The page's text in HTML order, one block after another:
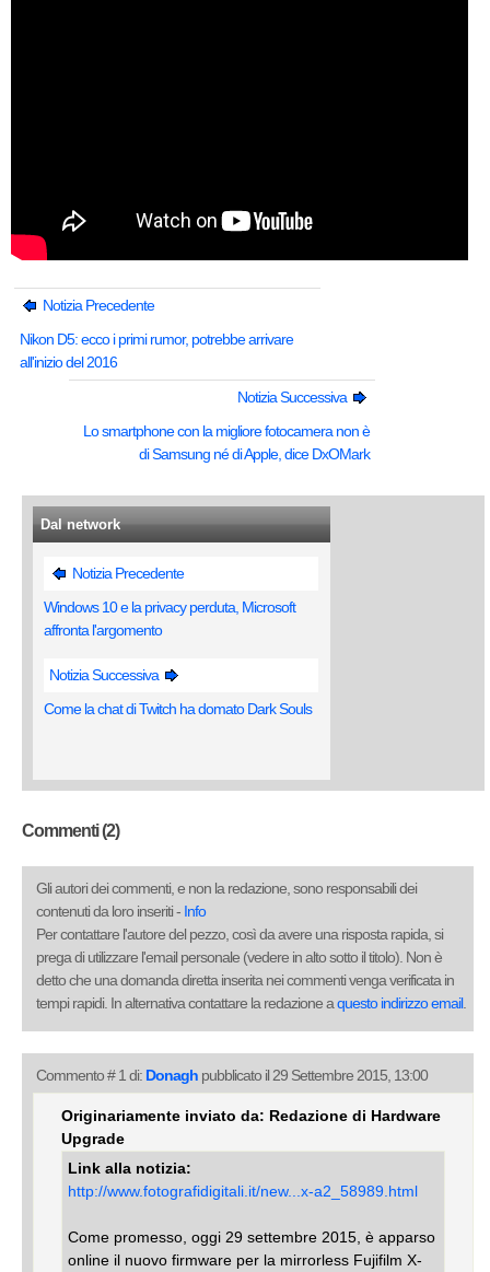
Notizia Precedente
Nikon D5: ecco i primi rumor, potrebbe arrivare
all'inizio del 2016
Notizia Successiva
Lo smartphone con la migliore fotocamera non è
di Samsung né di Apple, dice DxOMark
Dal network
Notizia Precedente
Windows 10 e la privacy perduta, Microsoft
affronta l'argomento
Notizia Successiva
Come la chat di Twitch ha domato Dark Souls
Commenti (2)
Gli autori dei commenti, e non la redazione, sono responsabili dei
contenuti da loro inseriti - Info
Per contattare l'autore del pezzo, così da avere una risposta rapida, si
prega di utilizzare l'email personale (vedere in alto sotto il titolo). Non è
detto che una domanda diretta inserita nei commenti venga verificata in
tempi rapidi. In alternativa contattare la redazione aquesto indirizzo email.
Commento # 1 di: Donagh pubblicato il 29 Settembre 2015, 13:00
Originariamente inviato da: Redazione di Hardware
Upgrade
Link alla notizia:
http://www.fotografidigitali.it/new...x-a2_58989.html
Come promesso, oggi 29 settembre 2015, è apparso
online il nuovo firmware per la mirrorless Fujifilm X-